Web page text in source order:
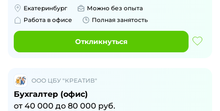
Екатеринбург
Можно без опыта
Работа в офисе
Полная занятость
Откликнуться
ООО ЦБУ "КРЕАТИВ"
Бухгалтер (офис)
от 40 000 до 80 000 руб.